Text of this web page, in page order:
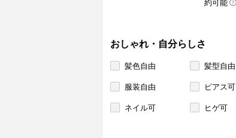
約可能
おしゃれ・自分らしさ
髪色自由 髪型自由
服装自由 ピアス可
ネイル可 ヒゲ可